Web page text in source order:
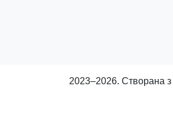
2023–2026. Створана